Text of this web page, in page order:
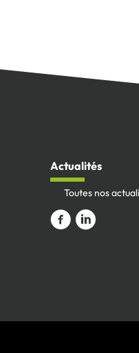
Actualités
Toutes nos
Aller vers la page
Aller sur le